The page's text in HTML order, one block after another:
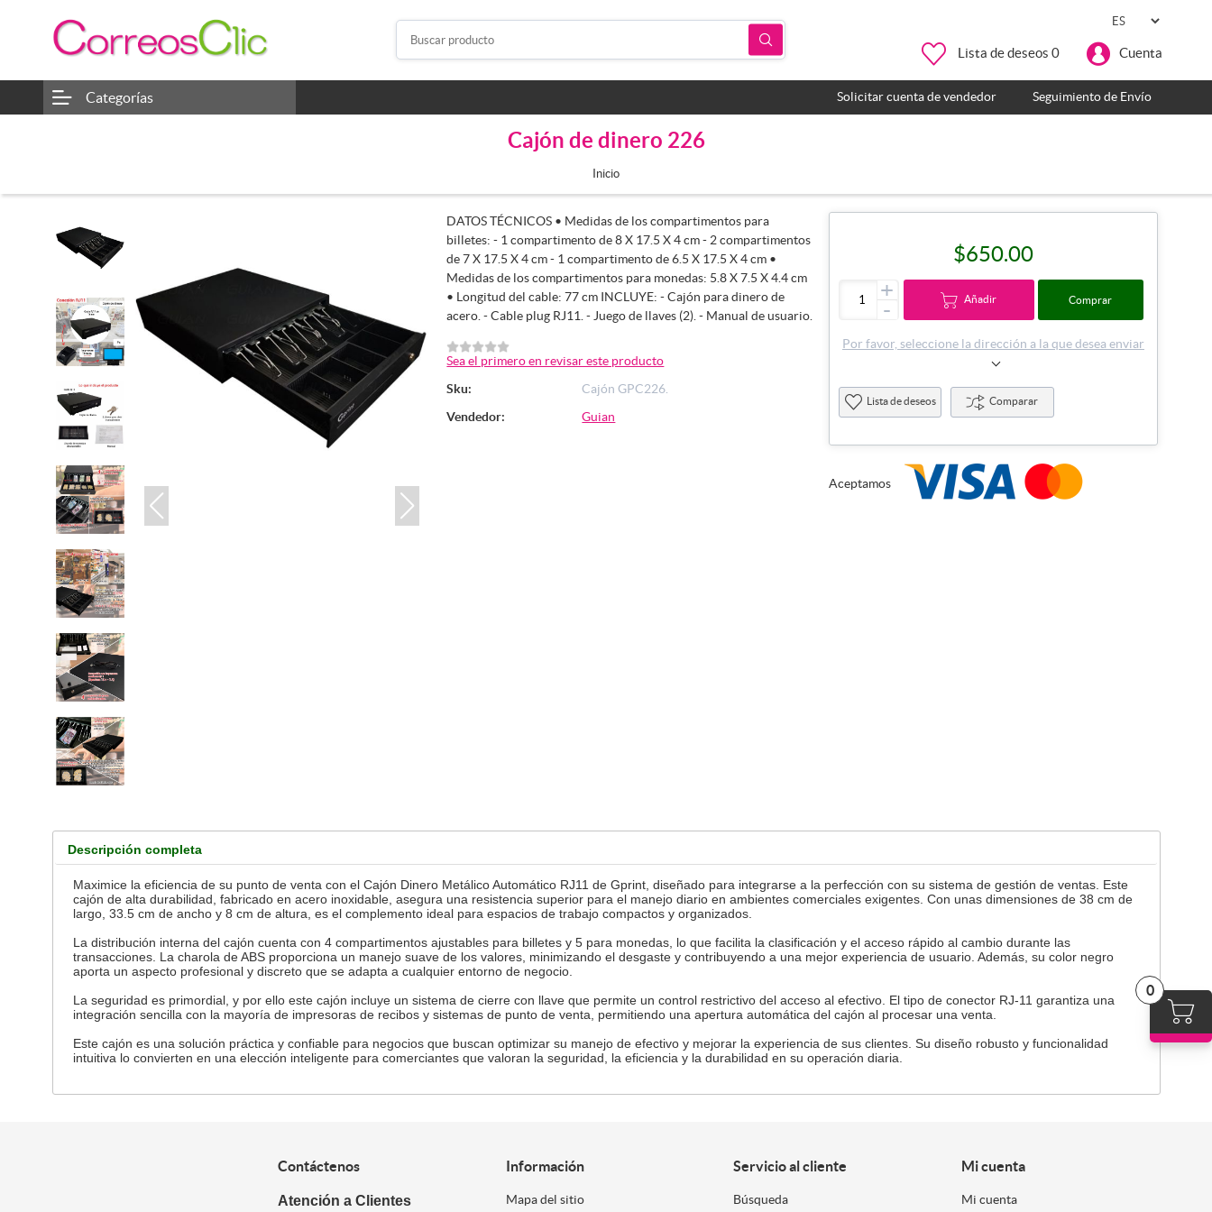
Lista de deseos 0 Cuenta
0
Categorías Solicitar cuenta de vendedor Seguimiento de Envío
Cajón de dinero 226
Inicio
DATOS TÉCNICOS • Medidas de los compartimentos para
billetes: - 1 compartimento de 8 X 17.5 X 4 cm - 2 compartimentos
de 7 X 17.5 X 4 cm - 1 compartimento de 6.5 X 17.5 X 4 cm •
Medidas de los compartimentos para monedas: 5.8 X 7.5 X 4.4 cm
• Longitud del cable: 77 cm INCLUYE: - Cajón para dinero de
acero. - Cable plug RJ11. - Juego de llaves (2). - Manual de usuario.
Sea el primero en revisar este producto
Sku:
Cajón GPC226.
Vendedor:
Guian
$650.00
+
- Añadir Comprar
Por favor, seleccione la dirección a la que desea enviar
Lista de deseos Comparar
Aceptamos
Descripción completa
Maximice la eficiencia de su punto de venta con el Cajón Dinero Metálico Automático RJ11 de Gprint, diseñado para integrarse a la perfección con su sistema de gestión de ventas. Este
cajón de alta durabilidad, fabricado en acero inoxidable, asegura una resistencia superior para el manejo diario en ambientes comerciales exigentes. Con unas dimensiones de 38 cm de
largo, 33.5 cm de ancho y 8 cm de altura, es el complemento ideal para espacios de trabajo compactos y organizados.
La distribución interna del cajón cuenta con 4 compartimentos ajustables para billetes y 5 para monedas, lo que facilita la clasificación y el acceso rápido al cambio durante las
transacciones. La charola de ABS proporciona un manejo suave de los valores, minimizando el desgaste y contribuyendo a una mejor experiencia de usuario. Además, su color negro
aporta un aspecto profesional y discreto que se adapta a cualquier entorno de negocio.
La seguridad es primordial, y por ello este cajón incluye un sistema de cierre con llave que permite un control restrictivo del acceso al efectivo. El tipo de conector RJ-11 garantiza una
integración sencilla con la mayoría de impresoras de recibos y sistemas de punto de venta, permitiendo una apertura automática del cajón al procesar una venta.
Este cajón es una solución práctica y confiable para negocios que buscan optimizar su manejo de efectivo y mejorar la experiencia de sus clientes. Su diseño robusto y funcionalidad
intuitiva lo convierten en una elección inteligente para comerciantes que valoran la seguridad, la eficiencia y la durabilidad en su operación diaria.
Contáctenos
Atención a Clientes
Información
Mapa del sitio
Servicio al cliente
Búsqueda
Mi cuenta
Mi cuenta